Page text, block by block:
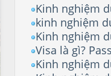
Kinh nghiệm
kinh nghiệm
Kinh nghiệm
Visa là gì?
Kinh nghiệm